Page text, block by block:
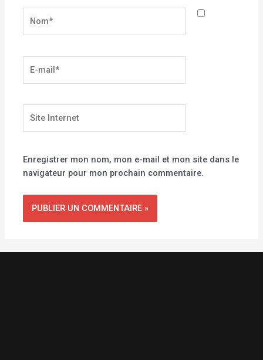
mail*
Internet
Enregistrer mon nom, mon e-mail et mon site dans le
navigateur pour mon prochain commentaire.